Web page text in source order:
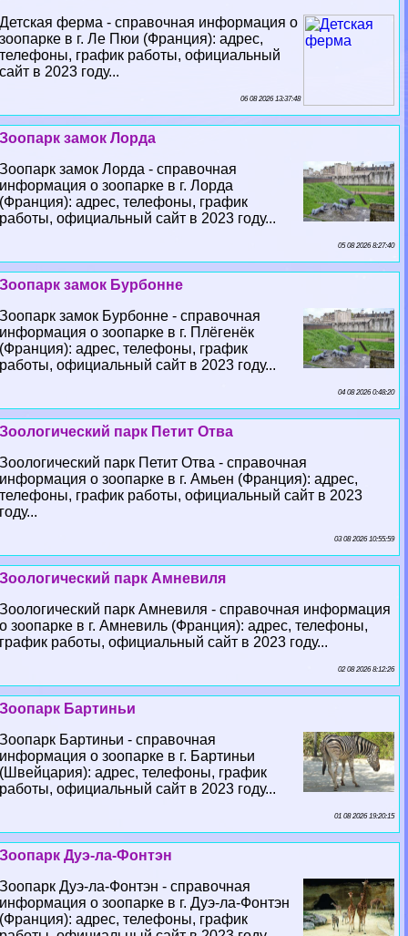
Детская ферма - справочная информация о
зоопарке в г. Ле Пюи (Франция): адрес,
телефоны, график работы, официальный
сайт в 2023 году...
06 08 2026 13:37:48
Зоопарк замок Лорда
Зоопарк замок Лорда - справочная
информация о зоопарке в г. Лорда
(Франция): адрес, телефоны, график
работы, официальный сайт в 2023 году...
05 08 2026 8:27:40
Зоопарк замок Бурбонне
Зоопарк замок Бурбонне - справочная
информация о зоопарке в г. Плёгенёк
(Франция): адрес, телефоны, график
работы, официальный сайт в 2023 году...
04 08 2026 0:48:20
Зоологический парк Петит Отва
Зоологический парк Петит Отва - справочная
информация о зоопарке в г. Амьен (Франция): адрес,
телефоны, график работы, официальный сайт в 2023
году...
03 08 2026 10:55:59
Зоологический парк Амневиля
Зоологический парк Амневиля - справочная информация
о зоопарке в г. Амневиль (Франция): адрес, телефоны,
график работы, официальный сайт в 2023 году...
02 08 2026 8:12:26
Зоопарк Бартиньи
Зоопарк Бартиньи - справочная
информация о зоопарке в г. Бартиньи
(Швейцария): адрес, телефоны, график
работы, официальный сайт в 2023 году...
01 08 2026 19:20:15
Зоопарк Дуэ-ла-Фонтэн
Зоопарк Дуэ-ла-Фонтэн - справочная
информация о зоопарке в г. Дуэ-ла-Фонтэн
(Франция): адрес, телефоны, график